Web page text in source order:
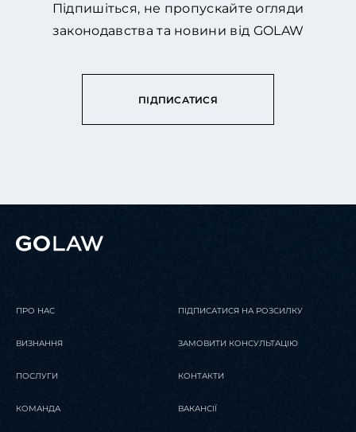
Підпишіться, не пропускайте огляди
законодавства та новини від GOLAW
ПІДПИСАТИСЯ
ПРО НАС
ВИЗНАННЯ
ПОСЛУГИ
КОМАНДА
ПІДПИСАТИСЯ НА РОЗСИЛКУ
ЗАМОВИТИ КОНСУЛЬТАЦІЮ
КОНТАКТИ
ВАКАНСІЇ